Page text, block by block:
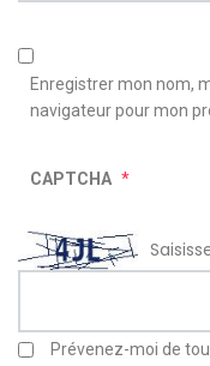
Enregistrer mon nom,
navigateur pour mon
CAPTCHA *
Prévenez-moi de